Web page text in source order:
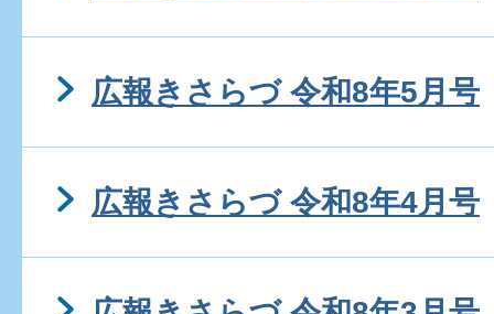
広報きさらづ 令和8年5月号
広報きさらづ 令和8年4月号